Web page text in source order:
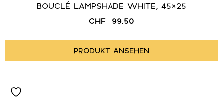
BOUCLÉ LAMPSHADE WHITE, 45×25
CHF
99.50
PRODUKT ANSEHEN